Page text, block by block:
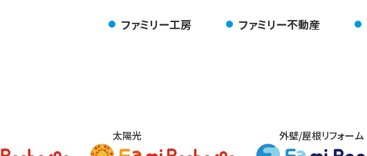
ファミリー工房 ファミリー不動産
太陽光 外壁/屋根リフォーム